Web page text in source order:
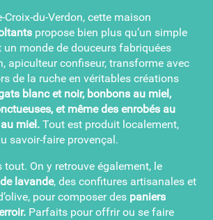
Croix-du-Verdon, cette maison
propose bien plus qu’un simple
un monde de douceurs fabriquées
apiculteur confiseur, transforme avec
de la ruche en véritables créations
blanc et noir, bonbons au miel,
et même des enrobés au
miel. Tout est produit localement,
savoir-faire provençal.
tout. On y retrouve également, le
lavande, des confitures artisanales et
pour composer des paniers
Parfaits pour offrir ou se faire